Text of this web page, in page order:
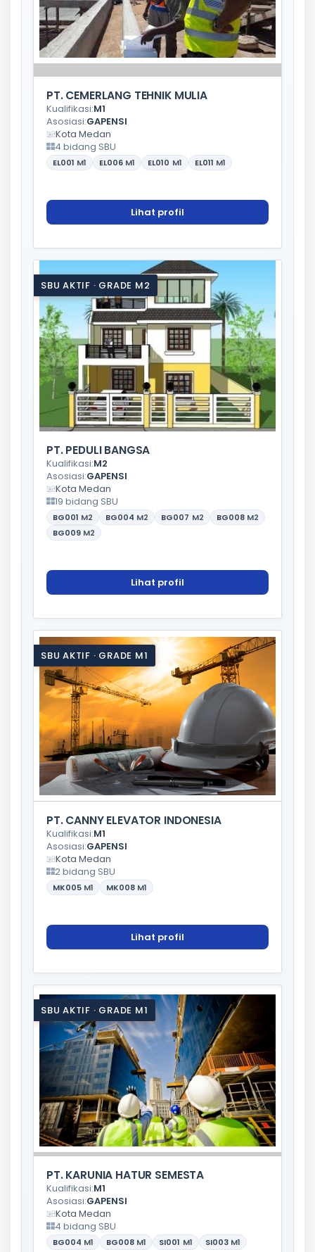
PT. CEMERLANG TEHNIK MULIA
Kualifikasi:M1
Asosiasi:GAPENSI
Kota Medan
4 bidang SBU
EL001 M1 EL006 M1 EL010 M1 EL011 M1
Lihat profil
SBU AKTIF · GRADE M2
PT. PEDULI BANGSA
Kualifikasi:M2
Asosiasi:GAPENSI
Kota Medan
19 bidang SBU
BG001 M2 BG004 M2 BG007 M2 BG008 M2
BG009 M2
Lihat profil
SBU AKTIF · GRADE M1
PT. CANNY ELEVATOR INDONESIA
Kualifikasi:M1
Asosiasi:GAPENSI
Kota Medan
2 bidang SBU
MK005 M1 MK008 M1
Lihat profil
SBU AKTIF · GRADE M1
PT. KARUNIA HATUR SEMESTA
Kualifikasi:M1
Asosiasi:GAPENSI
Kota Medan
4 bidang SBU
BG004 M1 BG008 M1 SI001 M1 SI003 M1